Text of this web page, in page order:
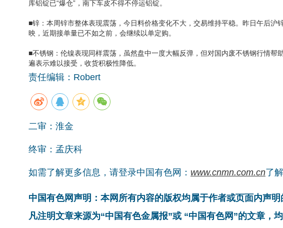
库铝锭已“爆仓”，南下车皮不得不停运铝锭。
■锌：本周锌市整体表现震荡，今日料价格变化不大，交易维持平稳。昨日午后
映，近期接单量已不如之前，会继续以单定购。
■不锈钢：伦镍表现同样震荡，虽然盘中一度大幅反弹，但对国内废不锈钢行情
遍表示难以接受，收货积极性降低。
责任编辑：Robert
二审：淮金
终审：孟庆科
如需了解更多信息，请登录中国有色网： www.cnmn.com.cn了
中国有色网声明：本网所有内容的版权均属于作者或页面内声明
凡注明文章来源为“中国有色金属报”或 “中国有色网”的文章，